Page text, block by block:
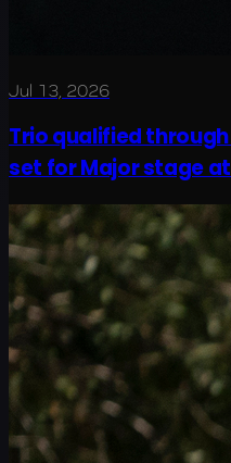
Jul 13, 2026
Trio qualified
set for Major stage